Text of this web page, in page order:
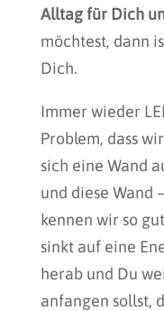
Alltag für Dich
möchtest, dann
Dich.
Immer wieder
Problem, dass
sich eine Wand
und diese Wand
kennen wir so
sinkt auf eine
herab und Du
anfangen sollst,